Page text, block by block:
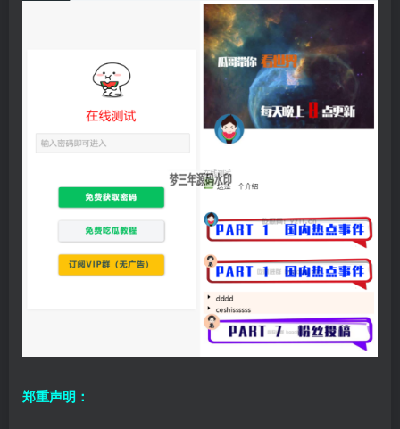
郑重声明：